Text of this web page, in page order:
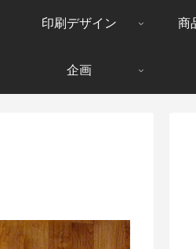
印刷デザイン 商
企画